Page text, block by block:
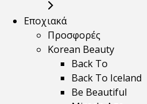
Εποχιακά
Προσφορές
Korean Beauty
Back To
Back To Iceland
Be Beautiful